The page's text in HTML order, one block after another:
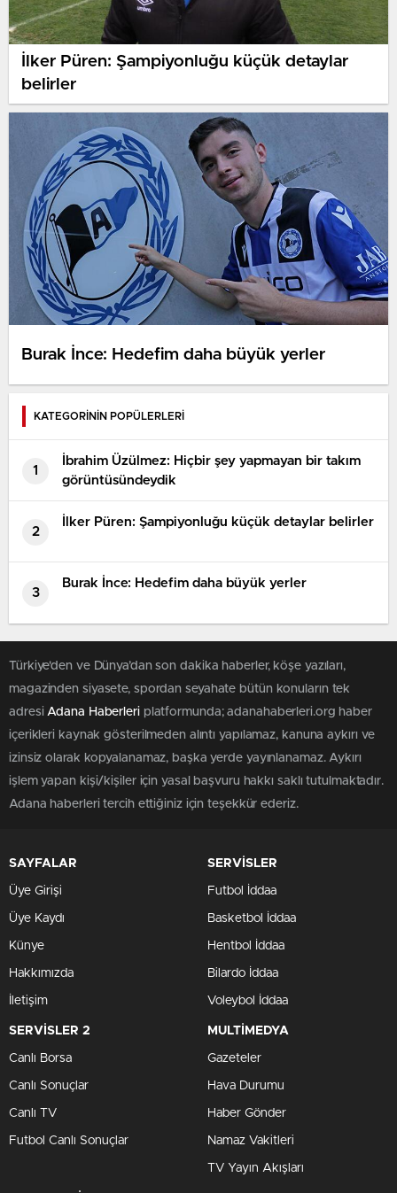
İlker Püren: Şampiyonluğu küçük detaylar
belirler
Burak İnce: Hedefim daha büyük yerler
KATEGORİNİN POPÜLERLERİ
1
İbrahim Üzülmez: Hiçbir şey yapmayan bir takım
görüntüsündeydik
2
İlker Püren: Şampiyonluğu küçük detaylar belirler
3
Burak İnce: Hedefim daha büyük yerler
Türkiye'den ve Dünya’dan son dakika haberler, köşe yazıları,
magazinden siyasete, spordan seyahate bütün konuların tek
adresiAdana Haberleriplatformunda; adanahaberleri.org haber
içerikleri kaynak gösterilmeden alıntı yapılamaz, kanuna aykırı ve
izinsiz olarak kopyalanamaz, başka yerde yayınlanamaz. Aykırı
işlem yapan kişi/kişiler için yasal başvuru hakkı saklı tutulmaktadır.
Adana haberleri tercih ettiğiniz için teşekkür ederiz.
SAYFALAR
Üye Girişi
Üye Kaydı
Künye
Hakkımızda
İletişim
SERVİSLER
Futbol İddaa
Basketbol İddaa
Hentbol İddaa
Bilardo İddaa
Voleybol İddaa
SERVİSLER 2
Canlı Borsa
Canlı Sonuçlar
Canlı TV
Futbol Canlı Sonuçlar
MULTİMEDYA
Gazeteler
Hava Durumu
Haber Gönder
Namaz Vakitleri
TV Yayın Akışları